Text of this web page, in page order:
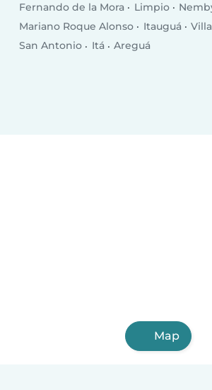
Fernando de la Mora
Limpio
Mariano Roque Alonso
Itauguá
San Antonio
Itá Areguá
Map